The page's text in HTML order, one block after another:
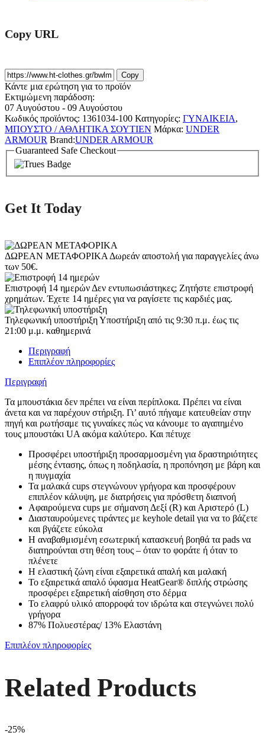
Copy URL
Copy
Κάντε μια ερώτηση για το προϊόν
Εκτιμώμενη παράδοση:
07 Αυγούστου - 09 Αυγούστου
Κωδικός προϊόντος: 1361034-100 Κατηγορίες: ΓΥΝΑΙΚΕΙΑ,
ΜΠΟΥΣΤΟ / ΑΘΛΗΤΙΚΑ ΣΟΥΤΙΕΝ Μάρκα: UNDER
ARMOUR Brand:UNDER ARMOUR
Guaranteed Safe Checkout
Get It Today
ΔΩΡΕΑΝ ΜΕΤΑΦΟΡΙΚΑ Δωρεάν αποστολή για παραγγελίες άνω
των 50€.
Επιστροφή 14 ημερών Δεν εντυπωσιάστηκες; Ζητήστε επιστροφή
χρημάτων. Έχετε 14 ημέρες για να ραγίσετε τις καρδιές μας.
Τηλεφωνική υποστήριξηΥποστήριξη από τις 9:30 π.μ. έως τις
21:00 μ.μ. καθημερινά
Περιγραφή
Επιπλέον πληροφορίες
Περιγραφή
Τα μπουστάκια δεν πρέπει να είναι περίπλοκα. Πρέπει να είναι
άνετα και να παρέχουν στήριξη. Γι’ αυτό πήγαμε κατευθείαν στην
πηγή και ρωτήσαμε τις γυναίκες πώς να κάνουμε το αγαπημένο
τους μπουστάκι UA ακόμα καλύτερο. Και πέτυχε
Προσφέρει υποστήριξη προσαρμοσμένη για δραστηριότητες
μέσης έντασης, όπως η ποδηλασία, η προπόνηση με βάρη και
η πυγμαχία
Τα μαλακά cups στεγνώνουν γρήγορα και προσφέρουν
επιπλέον κάλυψη, με διατρήσεις για πρόσθετη διαπνοή
Αφαιρούμενα cups με σήμανση Δεξί (R) και Αριστερό (L)
Διασταυρούμενες τιράντες με keyhole detail για να το βάζετε
και βγάζετε εύκολα
Η αναβαθμισμένη εσωτερική κατασκευή βοηθά τα pads να
διατηρούνται στη θέση τους – όταν το φοράτε ή όταν το
πλένετε
Η ελαστική ζώνη είναι εξαιρετικά απαλή και μαλακή
Το εξαιρετικά απαλό ύφασμα HeatGear® διπλής στρώσης
προσφέρει εξαιρετική αίσθηση στο δέρμα
Το ελαφρύ υλικό απορροφά τον ιδρώτα και στεγνώνει πολύ
γρήγορα
87% Πολυεστέρας/ 13% Ελαστάνη
Επιπλέον πληροφορίες
Related Products
-25%